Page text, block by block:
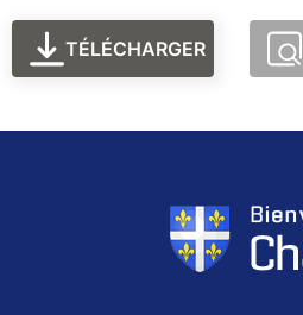
TÉLÉCHARGER